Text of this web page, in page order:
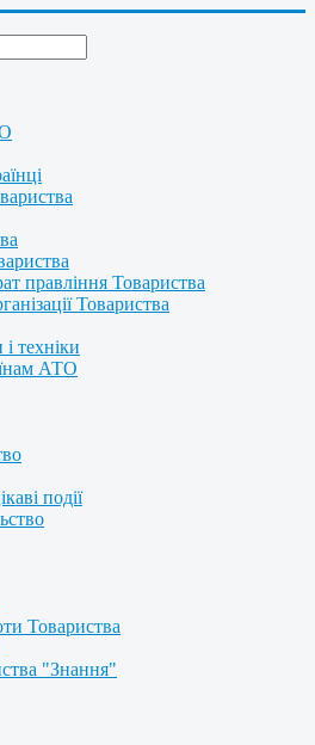
правління Товариства
Товариства
техніки
АТО
події
Товариства
"Знання"